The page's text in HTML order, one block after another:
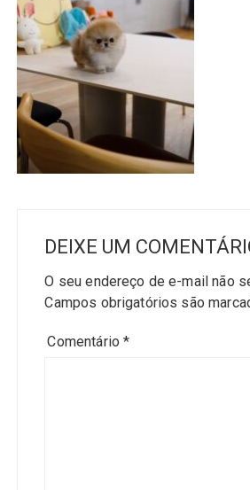
DEIXE UM
O seu endereço de e-mail não
Campos obrigatórios são
Comentário*